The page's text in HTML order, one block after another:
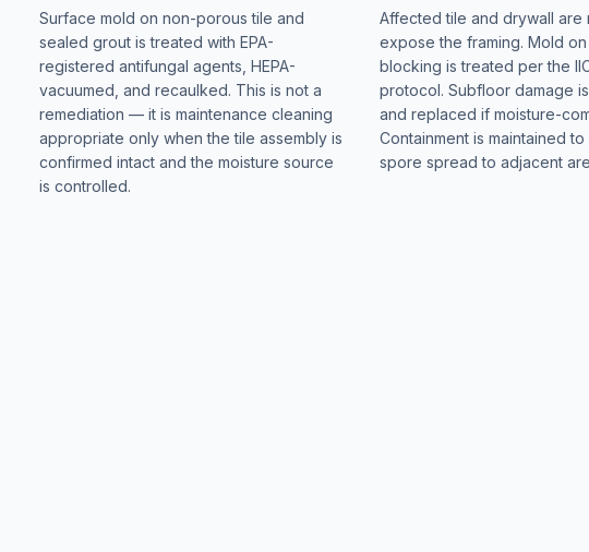
Surface mold on non-porous tile and
sealed grout is treated with EPA-
registered antifungal agents, HEPA-
vacuumed, and recaulked. This is not a
remediation — it is maintenance cleaning
appropriate only when the tile assembly is
confirmed intact and the moisture source
is controlled.
Affected tile and drywall are
expose the framing. Mold
blocking is treated per the
protocol. Subfloor damage
and replaced if moisture-
Containment is maintained
spore spread to adjacent